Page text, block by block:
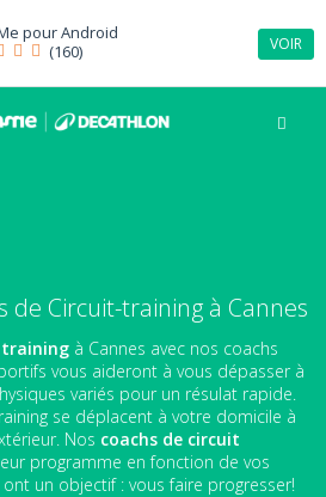
pourAndroid
(160)
VOIR
de Circuit-training à Cannes
à Cannes avec nos coachs
vous aideront à vous dépasser à
variés pour un résulat rapide.
se déplacent à votre domicile à
Nos coachs de circuit
programme en fonction de vos
un objectif : vous faire progresser!